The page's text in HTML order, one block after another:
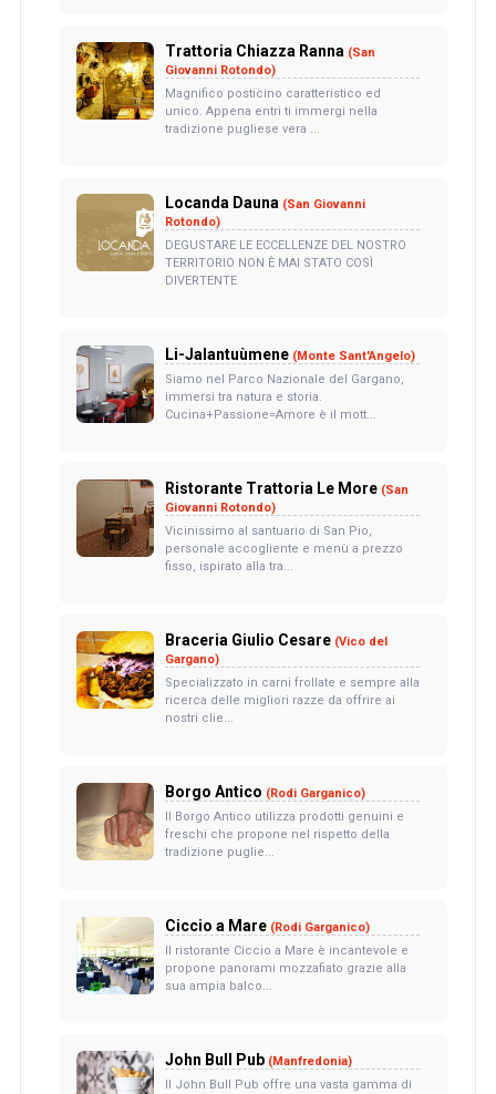
Trattoria Chiazza Ranna (San
Giovanni Rotondo)
Magnifico posticino caratteristico ed
unico. Appena entri ti immergi nella
tradizione pugliese vera ...
Locanda Dauna (San Giovanni
Rotondo)
DEGUSTARE LE ECCELLENZE DEL NOSTRO
TERRITORIO NON È MAI STATO COSÌ
DIVERTENTE
Li-Jalantuùmene (Monte Sant'Angelo)
Siamo nel Parco Nazionale del Gargano,
immersi tra natura e storia.
Cucina+Passione=Amore è il mott...
Ristorante Trattoria Le More (San
Giovanni Rotondo)
Vicinissimo al santuario di San Pio,
personale accogliente e menù a prezzo
fisso, ispirato alla tra...
Braceria Giulio Cesare (Vico del
Gargano)
Specializzato in carni frollate e sempre alla
ricerca delle migliori razze da offrire ai
nostri clie...
Borgo Antico (Rodi Garganico)
Il Borgo Antico utilizza prodotti genuini e
freschi che propone nel rispetto della
tradizione puglie...
Ciccio a Mare (Rodi Garganico)
Il ristorante Ciccio a Mare è incantevole e
propone panorami mozzafiato grazie alla
sua ampia balco...
John Bull Pub (Manfredonia)
Il John Bull Pub offre una vasta gamma di